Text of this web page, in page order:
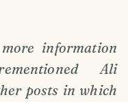
information
Ali
posts in which